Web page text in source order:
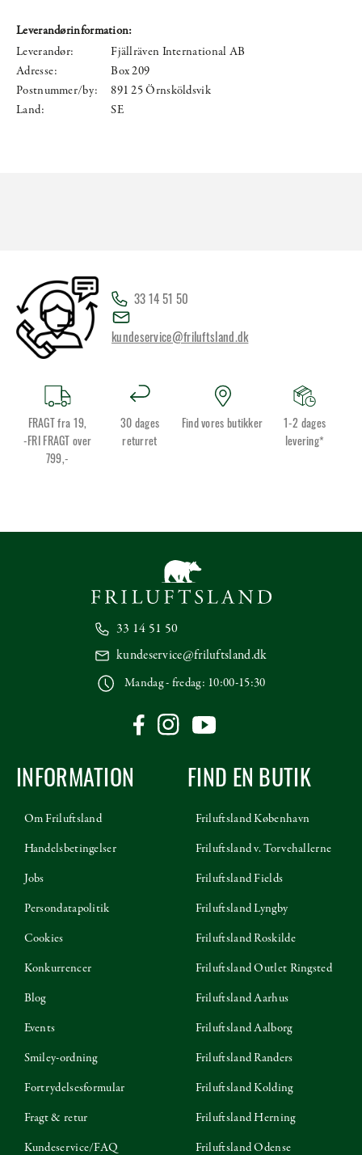
Leverandørinformation:
Leverandør:
Fjällräven International AB
Adresse:
Box 209
Postnummer/by:
891 25 Örnsköldsvik
Land:
SE
33 14 51 50
kundeservice@friluftsland.dk
FRAGT fra 19,
-FRI FRAGT over
799,-
30 dages
returret
Find vores butikker
1-2 dages
levering*
33 14 51 50
kundeservice@friluftsland.dk
Mandag - fredag: 10:00-15:30
INFORMATION
Om Friluftsland
Handelsbetingelser
Jobs
Persondatapolitik
Cookies
Konkurrencer
Blog
Events
Smiley-ordning
Fortrydelsesformular
Fragt & retur
Kundeservice/FAQ
FIND EN BUTIK
Friluftsland København
Friluftsland v. Torvehallerne
Friluftsland Fields
Friluftsland Lyngby
Friluftsland Roskilde
Friluftsland Outlet Ringsted
Friluftsland Aarhus
Friluftsland Aalborg
Friluftsland Randers
Friluftsland Kolding
Friluftsland Herning
Friluftsland Odense